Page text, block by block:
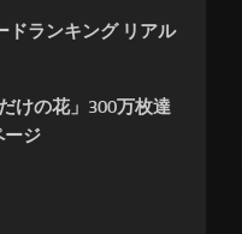
ドランキング リアル
けの花」300万枚達
ージ